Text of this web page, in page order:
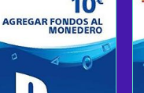
Ver ofertas